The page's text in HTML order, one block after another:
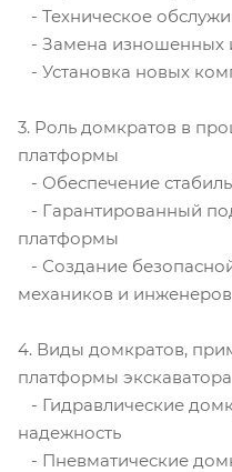
- Техническое
- Замена изношенных
- Установка новых
3. Роль домкратов в
платформы
- Обеспечение
- Гарантированный
платформы
- Создание
механиков и инженеров
4. Виды домкратов,
платформы экскаватора
- Гидравлические
надежность
- Пневматические